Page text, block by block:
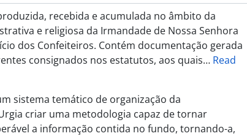
recebida e acumulada no âmbito da
e religiosa da Irmandade de Nossa Senhora
dos Confeiteiros. Contém documentação gerada
consignados nos estatutos, aos quais… Read
sistema temático de organização da
criar uma metodologia capaz de tornar
a informação contida no fundo, tornando-a,